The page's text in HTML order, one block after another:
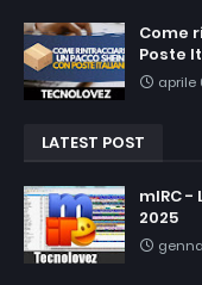
Come
Poste
aprile
LATEST POST
mIRC -
2025